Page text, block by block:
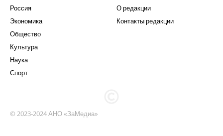
Россия
Экономика
Общество
Культура
Наука
Спорт
О редакции
Контакты редакции
© 2023-2024 АНО «ЗаМедиа»